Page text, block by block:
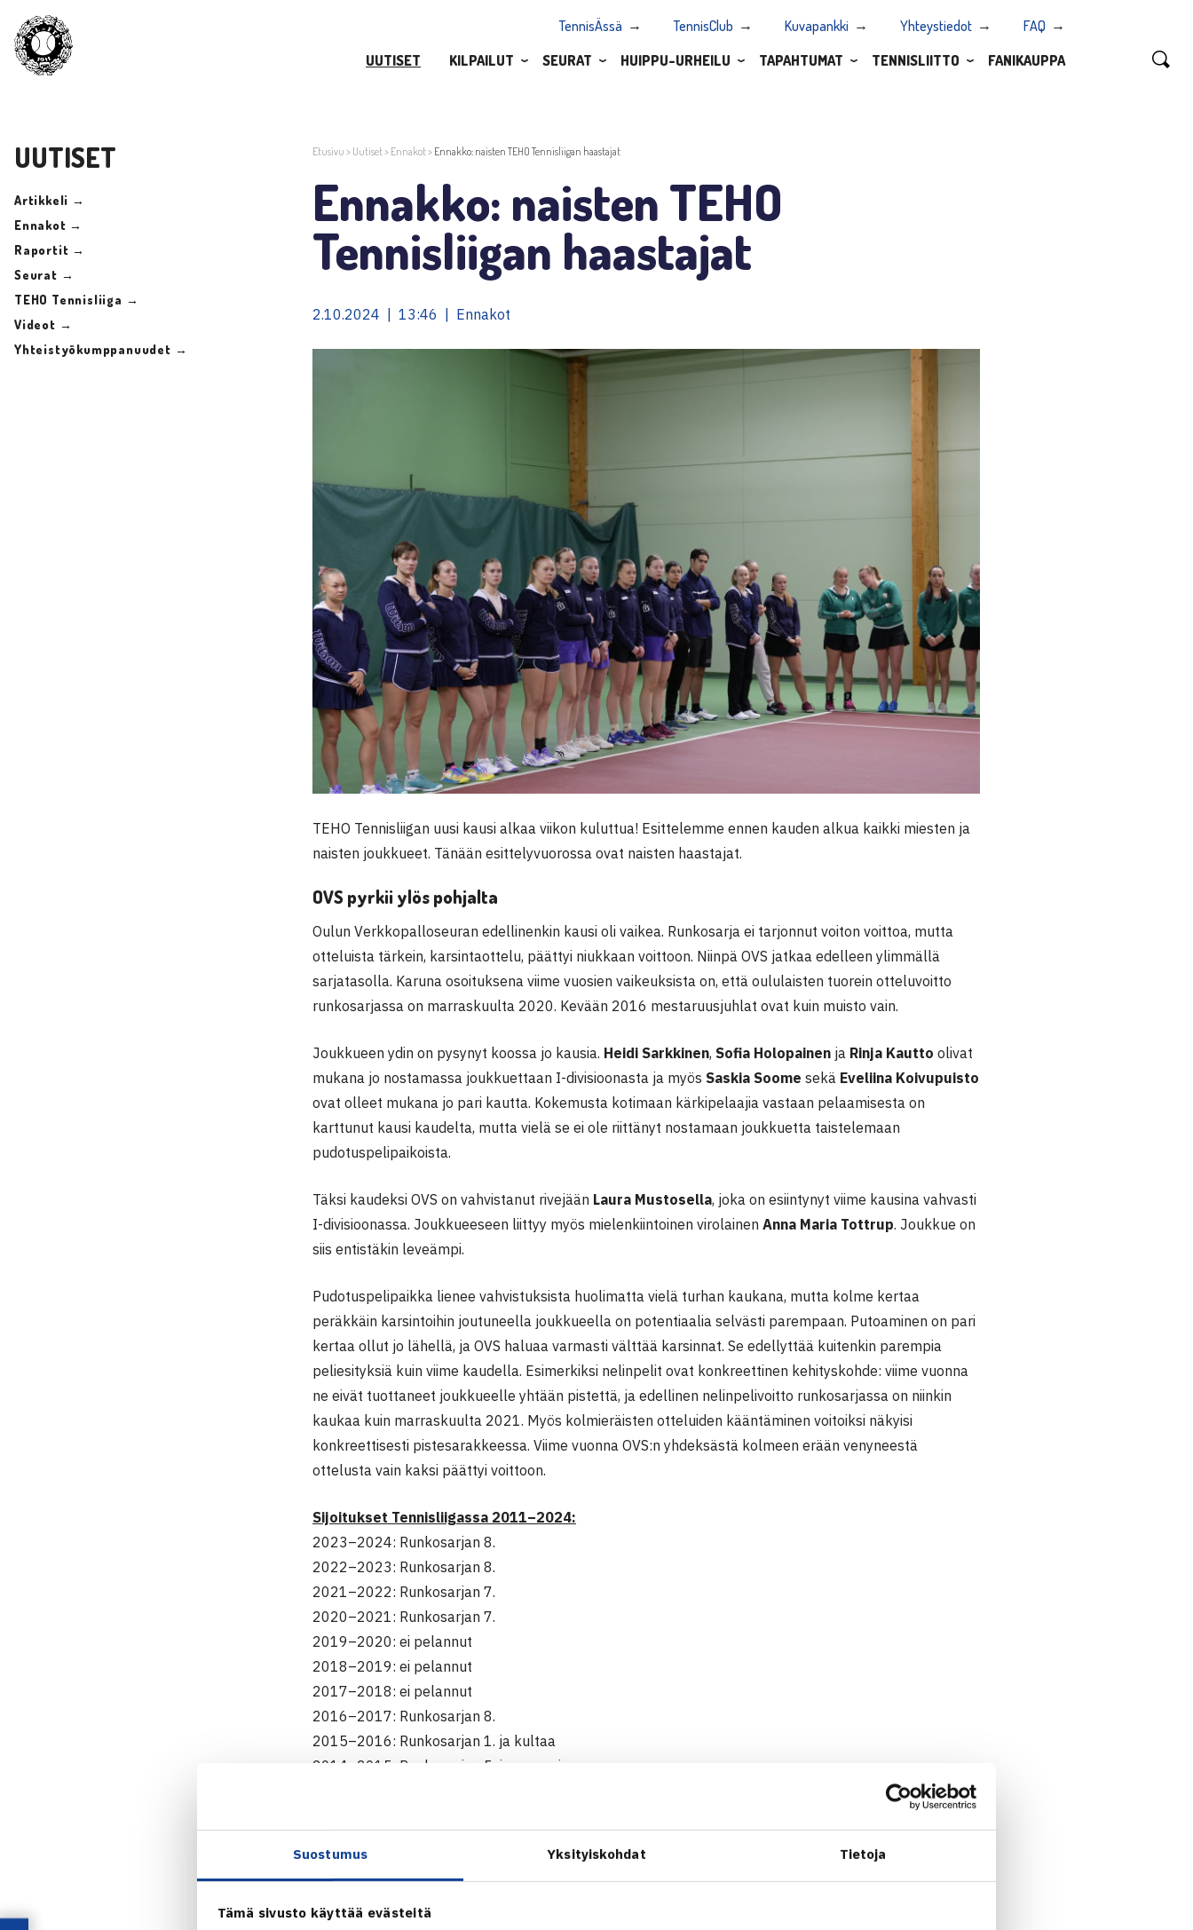
Suostumus Yksityiskohdat Tietoja
Tämä sivusto käyttää evästeitä
TennisÄssä TennisClub Kuvapankki Yhteystiedot
FAQ
UUTISET
KILPAILUT SEURAT HUIPPU-URHEILU TAPAHTUMAT TENNISLIITTO FANIKAUPPA
UUTISET
Artikkeli →
Ennakot →
Raportit →
Seurat →
TEHO Tennisliiga →
Videot →
Yhteistyökumppanuudet →
Etusivu > Uutiset> Ennakot> Ennakko: naisten TEHO Tennisliigan haastajat
Ennakko: naisten TEHO
Tennisliigan haastajat
2.10.2024 | 13:46 | Ennakot
TEHO Tennisliigan uusi kausi alkaa viikon kuluttua! Esittelemme ennen kauden alkua kaikki miesten ja
naisten joukkueet. Tänään esittelyvuorossa ovat naisten haastajat.
OVS pyrkii ylös pohjalta
Oulun Verkkopalloseuran edellinenkin kausi oli vaikea. Runkosarja ei tarjonnut voiton voittoa, mutta
otteluista tärkein, karsintaottelu, päättyi niukkaan voittoon. Niinpä OVS jatkaa edelleen ylimmällä
sarjatasolla. Karuna osoituksena viime vuosien vaikeuksista on, että oululaisten tuorein otteluvoitto
runkosarjassa on marraskuulta 2020. Kevään 2016 mestaruusjuhlat ovat kuin muisto vain.
Joukkueen ydin on pysynyt koossa jo kausia. Heidi Sarkkinen, Sofia Holopainen ja Rinja Kautto olivat
mukana jo nostamassa joukkuettaan I-divisioonasta ja myös Saskia Soome sekä Eveliina Koivupuisto
ovat olleet mukana jo pari kautta. Kokemusta kotimaan kärkipelaajia vastaan pelaamisesta on
karttunut kausi kaudelta, mutta vielä se ei ole riittänyt nostamaan joukkuetta taistelemaan
pudotuspelipaikoista.
Täksi kaudeksi OVS on vahvistanut rivejään Laura Mustosella, joka on esiintynyt viime kausina vahvasti
I-divisioonassa. Joukkueeseen liittyy myös mielenkiintoinen virolainen Anna Maria Tottrup. Joukkue on
siis entistäkin leveämpi.
Pudotuspelipaikka lienee vahvistuksista huolimatta vielä turhan kaukana, mutta kolme kertaa
peräkkäin karsintoihin joutuneella joukkueella on potentiaalia selvästi parempaan. Putoaminen on pari
kertaa ollut jo lähellä, ja OVS haluaa varmasti välttää karsinnat. Se edellyttää kuitenkin parempia
peliesityksiä kuin viime kaudella. Esimerkiksi nelinpelit ovat konkreettinen kehityskohde: viime vuonna
ne eivät tuottaneet joukkueelle yhtään pistettä, ja edellinen nelinpelivoitto runkosarjassa on niinkin
kaukaa kuin marraskuulta 2021. Myös kolmieräisten otteluiden kääntäminen voitoiksi näkyisi
konkreettisesti pistesarakkeessa. Viime vuonna OVS:n yhdeksästä kolmeen erään venyneestä
ottelusta vain kaksi päättyi voittoon.
Sijoitukset Tennisliigassa 2011–2024:
2023–2024: Runkosarjan 8.
2022–2023: Runkosarjan 8.
2021–2022: Runkosarjan 7.
2020–2021: Runkosarjan 7.
2019–2020: ei pelannut
2018–2019: ei pelannut
2017–2018: ei pelannut
2016–2017: Runkosarjan 8.
2015–2016: Runkosarjan 1. ja kultaa
2014–2015: Runkosarjan 5. ja pronssia
Kokoonpano: Heidi Sarkkinen, Eveliina Koivupuisto, Laura Mustonen, Saskia Soome, Sofia Holopainen,
Rinja Kautto, Erda Kemppainen